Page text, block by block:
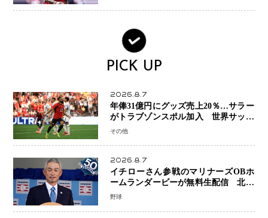
PICK UP
2026.8.7
年俸31億円にグッズ売上20％…サラー
がトラブゾンスポル加入 世界サッカ
ーは「五大リーグ一強」から新時代へ
その他
2026.8.7
イチローさん参戦のマリナーズOBホ
ームランダービーが無料生配信 北米
ならではの“魅せる興行”に世界が注目
野球